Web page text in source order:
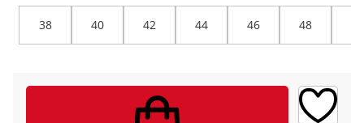
38 40 42 44 46 48